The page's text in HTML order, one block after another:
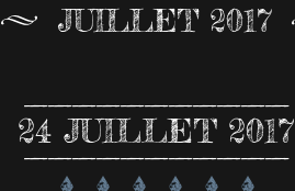
JUILLET 2017
24 JUILLET 2017